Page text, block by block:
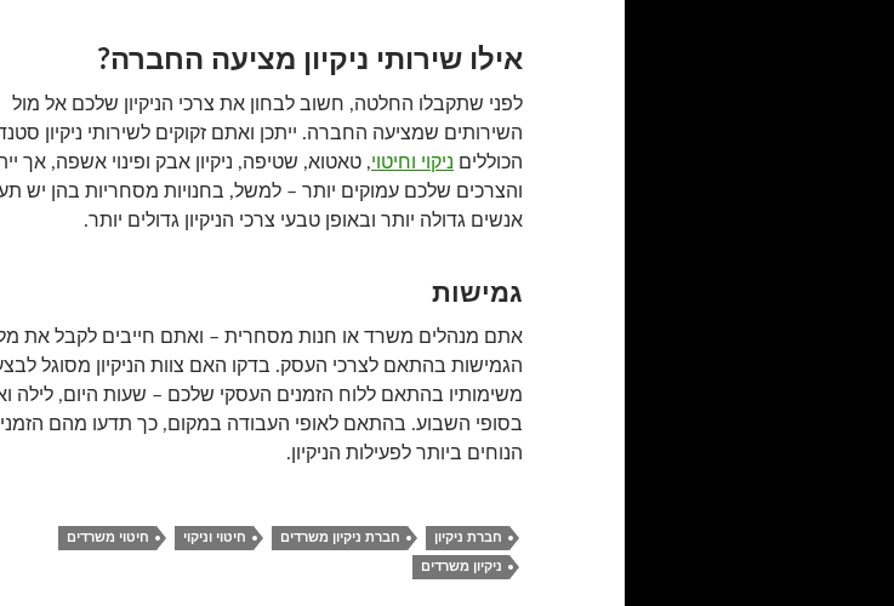
אילו שירותי ניקיון מציעה החברה?
לפני שתקבלו החלטה, חשוב לבחון את צרכי הניקיון שלכם אל מול
השירותים שמציעה החברה. ייתכן ואתם זקוקים לשירותי ניקיון
הכוללים ניקוי וחיטוי, טאטוא, שטיפה, ניקיון אבק ופינוי אשפה, אך
והצרכים שלכם עמוקים יותר – למשל, בחנויות מסחריות בהן יש
אנשים גדולה יותר ובאופן טבעי צרכי הניקיון גדולים יותר.
גמישות
אתם מנהלים משרד או חנות מסחרית – ואתם חייבים לקבל את
הגמישות בהתאם לצרכי העסק. בדקו האם צוות הניקיון מסוגל
משימותיו בהתאם ללוח הזמנים העסקי שלכם – שעות היום, לילה
בסופי השבוע. בהתאם לאופי העבודה במקום, כך תדעו מהם
הנוחים ביותר לפעילות הניקיון.
חברת ניקיון חברת ניקיון משרדים חיטוי וניקוי חיטוי משרדים
ניקיון משרדים